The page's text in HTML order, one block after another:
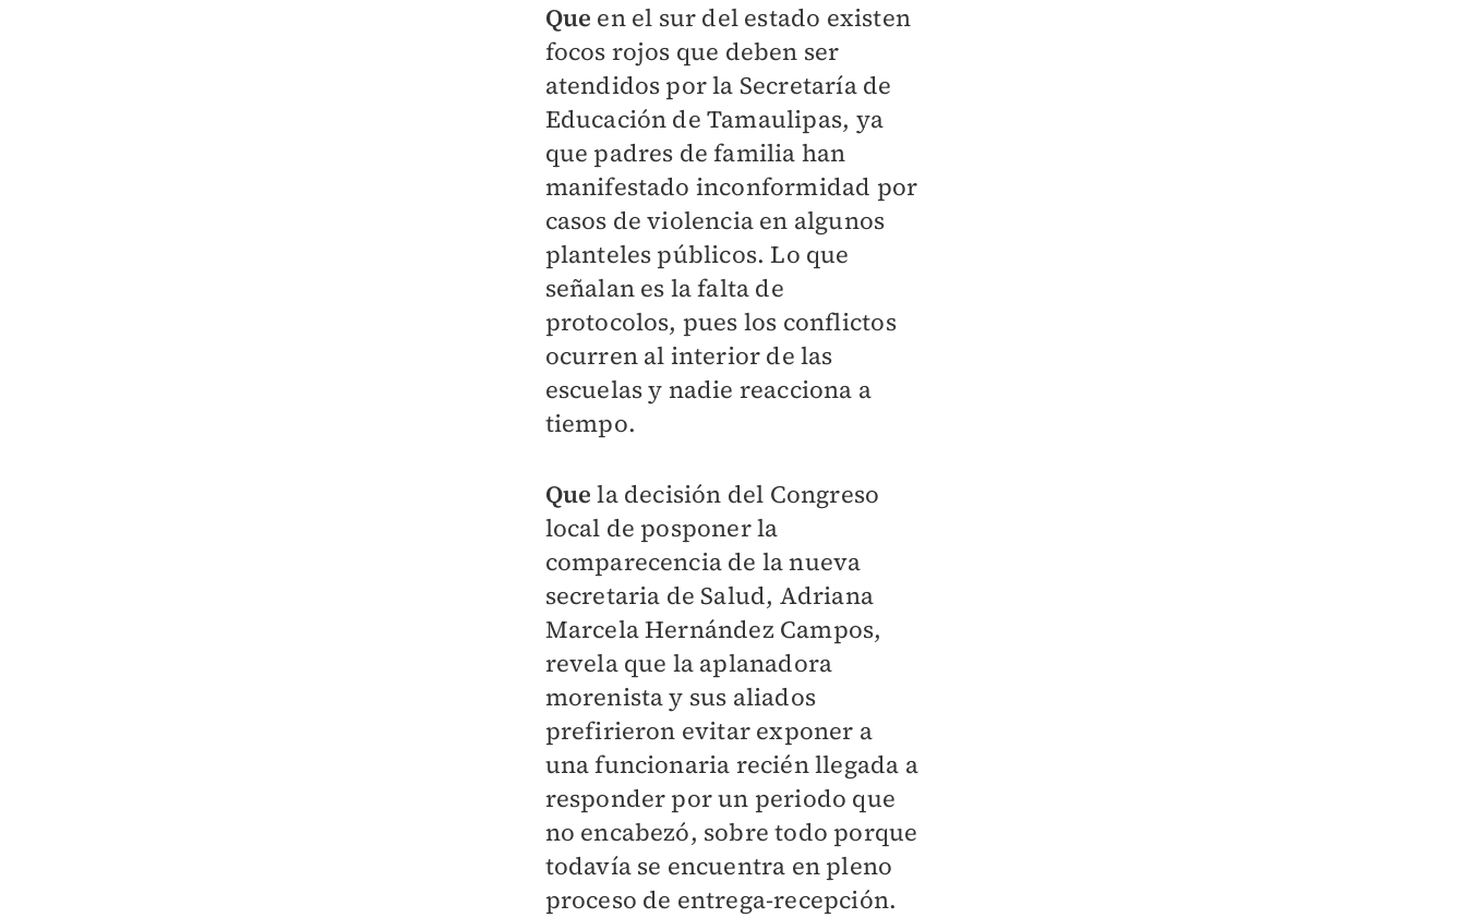
Que en el sur del estado existen
focos rojos que deben ser
atendidos por la Secretaría de
Educación de Tamaulipas, ya
que padres de familia han
manifestado inconformidad por
casos de violencia en algunos
planteles públicos. Lo que
señalan es la falta de
protocolos, pues los conflictos
ocurren al interior de las
escuelas y nadie reacciona a
tiempo.
Que la decisión del Congreso
local de posponer la
comparecencia de la nueva
secretaria de Salud, Adriana
Marcela Hernández Campos,
revela que la aplanadora
morenista y sus aliados
prefirieron evitar exponer a
una funcionaria recién llegada a
responder por un periodo que
no encabezó, sobre todo porque
todavía se encuentra en pleno
proceso de entrega-recepción.